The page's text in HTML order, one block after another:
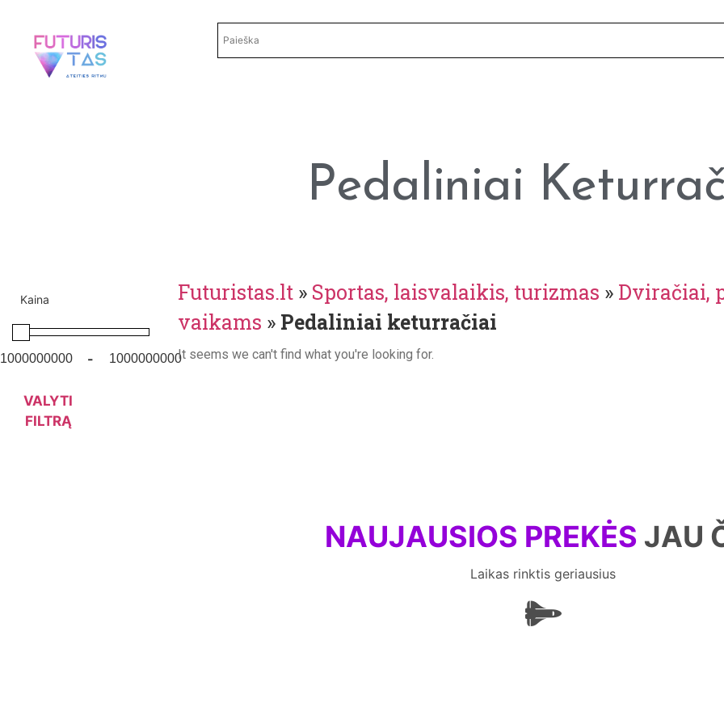
Pedaliniai
Kaina
-
VALYTI
FILTRĄ
Futuristas.lt » Sportas, laisvalaikis, turizmas » Dviračiai,
vaikams » Pedaliniai keturračiai
It seems we can't find what you're looking for.
NAUJAUSIOS PREKĖS JAU
Laikas rinktis geriausius